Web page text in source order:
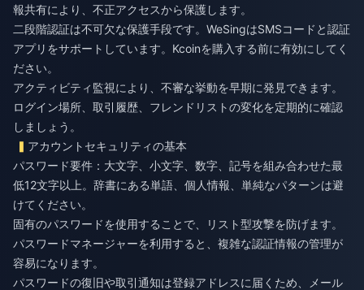
報共有により、不正アクセスから保護します。
二段階認証は不可欠な保護手段です。WeSingはSMSコードと認証
アプリをサポートしています。Kcoinを購入する前に有効にしてく
ださい。
アクティビティ監視により、不審な挙動を早期に発見できます。
ログイン場所、取引履歴、フレンドリストの変化を定期的に確認
しましょう。
アカウントセキュリティの基本
パスワード要件：大文字、小文字、数字、記号を組み合わせた最
低12文字以上。辞書にある単語、個人情報、単純なパターンは避
けてください。
固有のパスワードを使用することで、リスト型攻撃を防げます。
パスワードマネージャーを利用すると、複雑な認証情報の管理が
容易になります。
パスワードの復旧や取引通知は登録アドレスに届くため、メール